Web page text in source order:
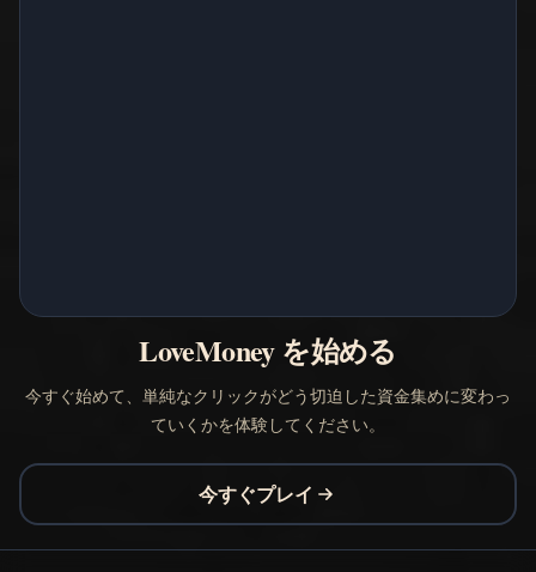
LoveMoney を始める
今すぐ始めて、単純なクリックがどう切迫した資金集めに変わっ
ていくかを体験してください。
今すぐプレイ